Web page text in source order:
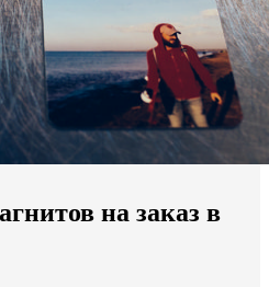
на заказ в